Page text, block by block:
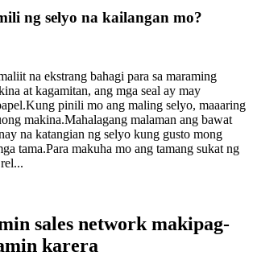
ng selyo na kailangan mo?
na ekstrang bahagi para sa maraming
at kagamitan, ang mga seal ay may
pinili mo ang maling selyo, maaaring
makina.Mahalagang malaman ang bawat
na katangian ng selyo kung gusto mong
tama.Para makuha mo ang tamang sukat ng
sales network makipag-
karera